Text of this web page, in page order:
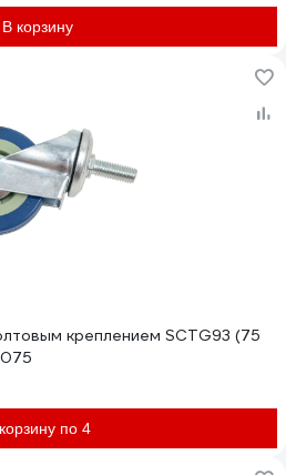
В корзину
креплением SCTG93 (75
по 4